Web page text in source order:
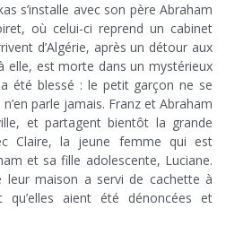
s’installe avec son père Abraham
où celui-ci reprend un cabinet
d’Algérie, après un détour aux
elle, est morte dans un mystérieux
été blessé : le petit garçon ne se
parle jamais. Franz et Abraham
et partagent bientôt la grande
Claire, la jeune femme qui est
et sa fille adolescente, Luciane.
leur maison a servi de cachette à
qu’elles aient été dénoncées et